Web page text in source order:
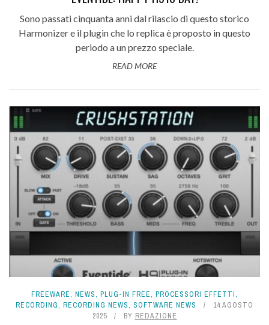
Sono passati cinquanta anni dal rilascio di questo storico
Harmonizer e il plugin che lo replica è proposto in questo
periodo a un prezzo speciale.
READ MORE
FREEWARE, NEWS, PLUG-IN FREE, PROCESSORI EFFETTI,
RECORDING, RECORDING NEWS, SOFTWARE NEWS
14 AGOSTO
2025
BY REDAZIONE